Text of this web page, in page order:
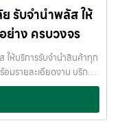
เรารักษาความลับ และ
วางใจได้ พื้นที่บริการ
ายเขตกรุงเทพฯ เรามี
ว เขต แจ้งวัฒนะ เขต สีลม
นา ไม่ว่าคุณอยู่ในซอย
ใกล้แยกสีลม ช่องนนทรี
ามอินทรา กม.8 หรือใกล้
ารรับจำนำสินค้าที่ให้
รับจำนำพลัส ให้
ย่าง ครบวงจร
ห้บริการรับจำนำสินค้าทุก
มรายละเอียดงาน บริการ
ลาดพร้าว แจ้งวัฒนะ สีลม
วดเร็ว ปลอดภัย ให้ราคา
พลัส ให้บริการรับจำนำ